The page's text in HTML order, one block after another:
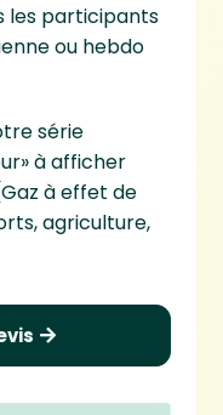
les participants
ou hebdo
série
à afficher
à effet de
agriculture,